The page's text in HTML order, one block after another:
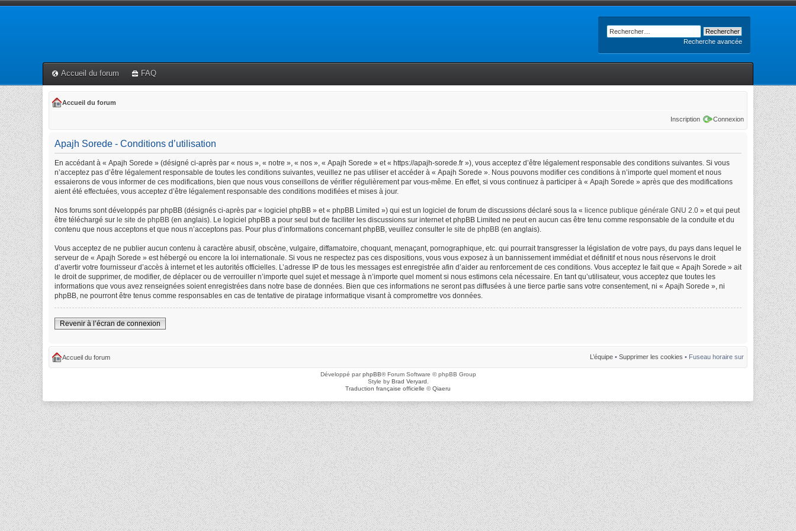
Recherche avancée
Accueil du forum FAQ
Accueil du forum
Inscription Connexion
Apajh Sorede - Conditions d’utilisation
En accédant à « Apajh Sorede » (désigné ci-après par « nous », « notre », « nos », « Apajh Sorede » et « https://apajh-sorede.fr »), vous acceptez d’être légalement responsable des conditions suivantes. Si vous
n’acceptez pas d’être légalement responsable de toutes les conditions suivantes, veuillez ne pas utiliser et accéder à « Apajh Sorede ». Nous pouvons modifier ces conditions à n’importe quel moment et nous
essaierons de vous informer de ces modifications, bien que nous vous conseillons de vérifier régulièrement par vous-même. En effet, si vous continuez à participer à « Apajh Sorede » après que des modifications
aient été effectuées, vous acceptez d’être légalement responsable des conditions modifiées et mises à jour.
Nos forums sont développés par phpBB (désignés ci-après par « logiciel phpBB » et « phpBB Limited ») qui est un logiciel de forum de discussions déclaré sous la « licence publique générale GNU 2.0 » et qui peut
être téléchargé sur le site de phpBB (en anglais). Le logiciel phpBB a pour seul but de faciliter les discussions sur internet et phpBB Limited ne peut en aucun cas être tenu comme responsable de la conduite et du
contenu que nous acceptons et que nous n’acceptons pas. Pour plus d’informations concernant phpBB, veuillez consulter le site de phpBB (en anglais).
Vous acceptez de ne publier aucun contenu à caractère abusif, obscène, vulgaire, diffamatoire, choquant, menaçant, pornographique, etc. qui pourrait transgresser la législation de votre pays, du pays dans lequel le
serveur de « Apajh Sorede » est hébergé ou encore la loi internationale. Si vous ne respectez pas ces dispositions, vous vous exposez à un bannissement immédiat et définitif et nous nous réservons le droit
d’avertir votre fournisseur d’accès à internet et les autorités officielles. L’adresse IP de tous les messages est enregistrée afin d’aider au renforcement de ces conditions. Vous acceptez le fait que « Apajh Sorede » ait
le droit de supprimer, de modifier, de déplacer ou de verrouiller n’importe quel sujet et message à n’importe quel moment si nous estimons cela nécessaire. En tant qu’utilisateur, vous acceptez que toutes les
informations que vous avez renseignées soient enregistrées dans notre base de données. Bien que ces informations ne seront pas diffusées à une tierce partie sans votre consentement, ni « Apajh Sorede », ni
phpBB, ne pourront être tenus comme responsables en cas de tentative de piratage informatique visant à compromettre vos données.
Revenir à l’écran de connexion
Accueil du forum L’équipe • Supprimer les cookies • Fuseau horaire sur
Développé parphpBB® Forum Software © phpBB Group
Style by Brad Veryard
Traduction française officielle ©Qiaeru